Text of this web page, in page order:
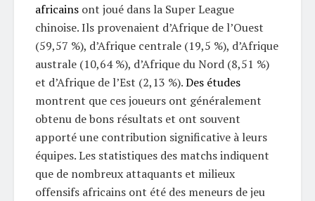
africains ont joué dans la Super League
chinoise. Ils provenaient d’Afrique de l’Ouest
(59,57 %), d’Afrique centrale (19,5 %), d’Afrique
australe (10,64 %), d’Afrique du Nord (8,51 %)
et d’Afrique de l’Est (2,13 %).Des études
montrent que ces joueurs ont généralement
obtenu de bons résultats et ont souvent
apporté une contribution significative à leurs
équipes. Les statistiques des matchs indiquent
que de nombreux attaquants et milieux
offensifs africains ont été des meneurs de jeu